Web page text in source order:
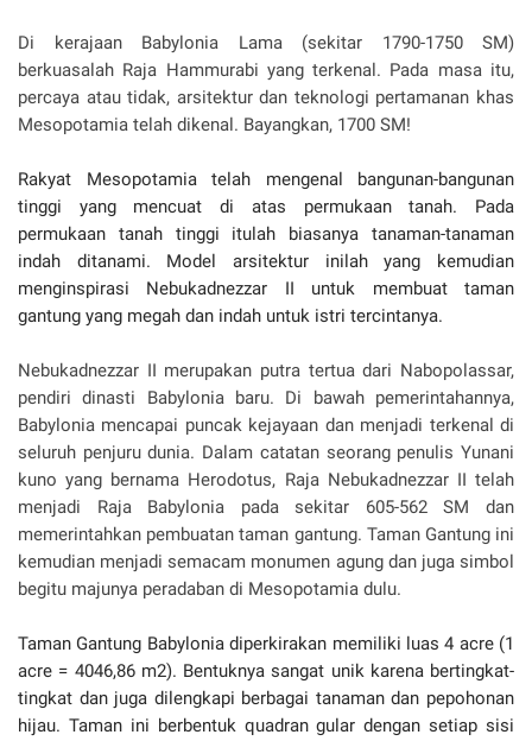
Di kerajaan Babylonia Lama (sekitar 1790-1750 SM)
berkuasalah Raja Hammurabi yang terkenal. Pada masa itu,
percaya atau tidak, arsitektur dan teknologi pertamanan khas
Mesopotamia telah dikenal. Bayangkan, 1700 SM!
Rakyat Mesopotamia telah mengenal bangunan-bangunan
tinggi yang mencuat di atas permukaan tanah. Pada
permukaan tanah tinggi itulah biasanya tanaman-tanaman
indah ditanami. Model arsitektur inilah yang kemudian
menginspirasi Nebukadnezzar II untuk membuat taman
gantung yang megah dan indah untuk istri tercintanya.
Nebukadnezzar II merupakan putra tertua dari Nabopolassar,
pendiri dinasti Babylonia baru. Di bawah pemerintahannya,
Babylonia mencapai puncak kejayaan dan menjadi terkenal di
seluruh penjuru dunia. Dalam catatan seorang penulis Yunani
kuno yang bernama Herodotus, Raja Nebukadnezzar II telah
menjadi Raja Babylonia pada sekitar 605-562 SM dan
memerintahkan pembuatan taman gantung. Taman Gantung ini
kemudian menjadi semacam monumen agung dan juga simbol
begitu majunya peradaban di Mesopotamia dulu.
Taman Gantung Babylonia diperkirakan memiliki luas 4 acre (1
acre = 4046,86 m2). Bentuknya sangat unik karena bertingkat-
tingkat dan juga dilengkapi berbagai tanaman dan pepohonan
hijau. Taman ini berbentuk quadran gular dengan setiap sisi